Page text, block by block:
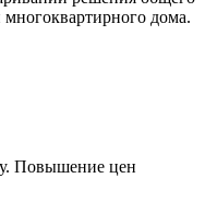
дома.
Повышение цен